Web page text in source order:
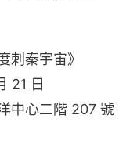
刺秦宇宙》
21 日
中心二階 207 號